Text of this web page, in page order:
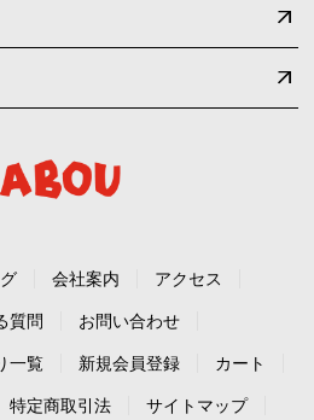
会社案内 アクセス
質問 お問い合わせ
一覧 新規会員登録 カート
特定商取引法 サイトマップ